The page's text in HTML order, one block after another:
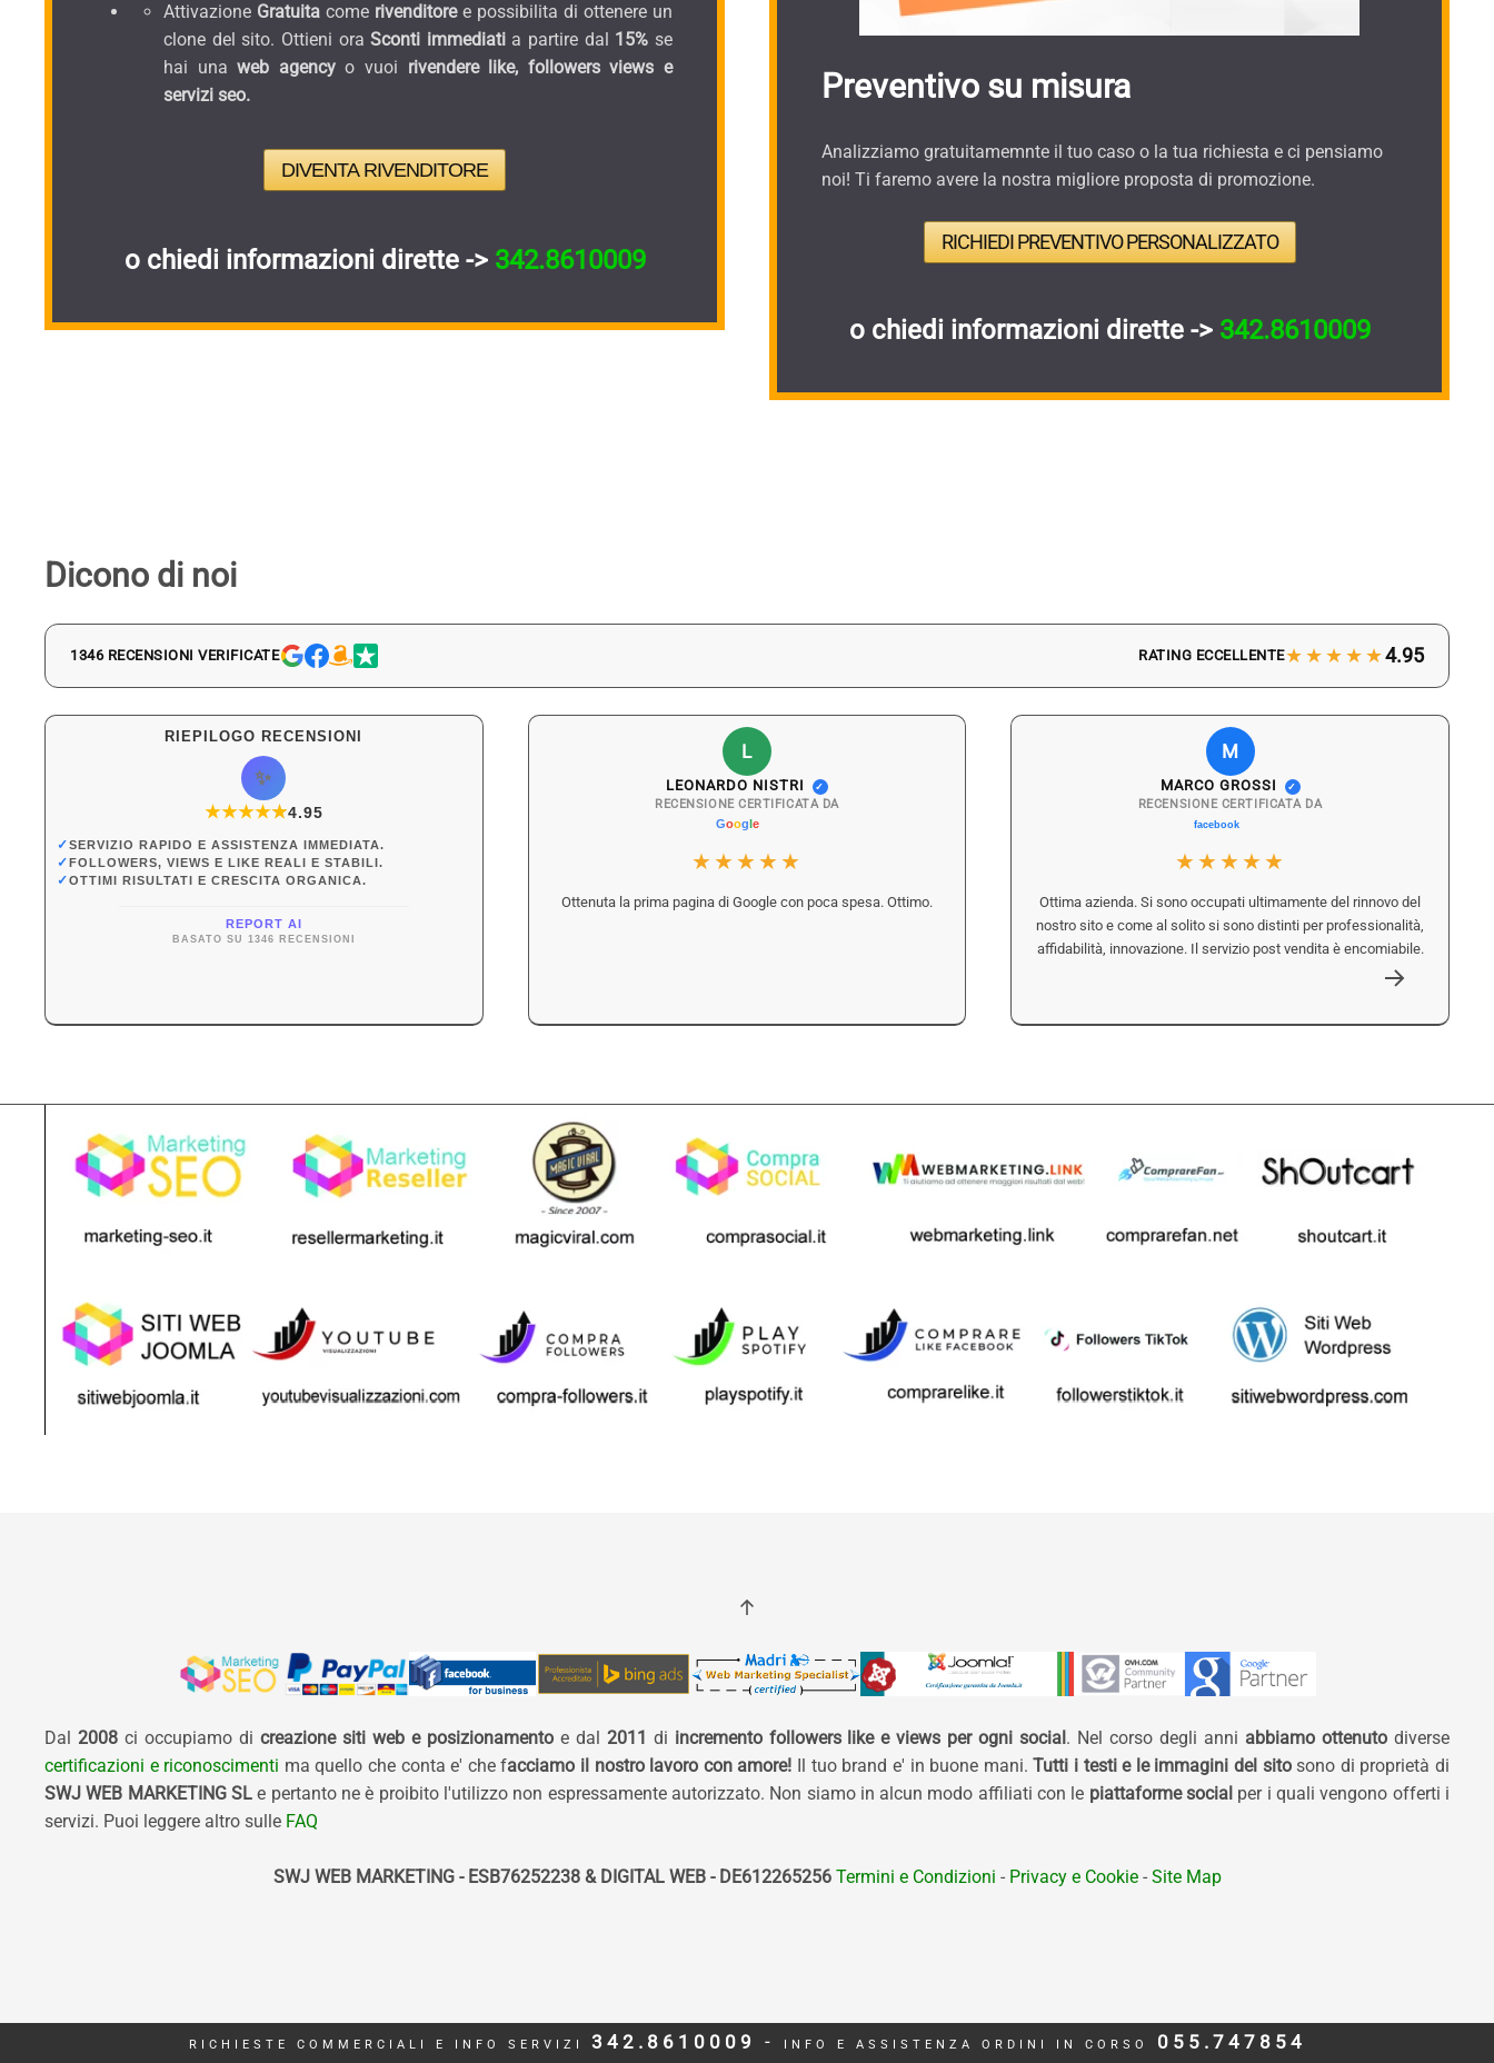
Attivazione Gratuita come rivenditoree possibilita di ottenere un
clone del sito. Ottieni oraSconti immediati a partire dal 15% se
hai una web agencyo vuoi rivendere like, followers views e
servizi seo.
DIVENTA RIVENDITORE
o chiedi informazioni dirette -> 342.8610009
Preventivo su misura
Analizziamo gratuitamemnte il tuo caso o la tua richiesta e ci pensiamo
noi! Ti faremo avere la nostra migliore proposta di promozione.
RICHIEDI PREVENTIVO PERSONALIZZATO
o chiedi informazioni dirette -> 342.8610009
Dicono di noi
1346 RECENSIONI VERIFICATE RATING ECCELLENTE★★★★★4.95
RIEPILOGO RECENSIONI
✨
★★★★★
★4.95
✓SERVIZIO RAPIDO E ASSISTENZA IMMEDIATA.
✓FOLLOWERS, VIEWS E LIKE REALI E STABILI.
✓OTTIMI RISULTATI E CRESCITA ORGANICA.
REPORT AI
BASATO SU 1346 RECENSIONI
L
LEONARDO NISTRI ✓
RECENSIONE CERTIFICATA DA
★★★★★
Ottenuta la prima pagina di Google con poca spesa. Ottimo.
M
MARCO GROSSI ✓
RECENSIONE CERTIFICATA DA
★★★★★
Ottima azienda. Si sono occupati ultimamente del rinnovo del
nostro sito e come al solito si sono distinti per professionalità,
affidabilità, innovazione. Il servizio post vendita è encomiabile.
Dal 2008ci occupiamo di creazione siti web e posizionamentoe dal 2011 di incremento followers like e views per ogni social. Nel corso degli anni abbiamo ottenuto diverse
certificazioni e riconoscimenti ma quello che conta e' che facciamo il nostro lavoro con amore! Il tuo brand e' in buone mani.Tutti i testi e le immagini del sitosono di proprietà di
SWJ WEB MARKETING SLe pertanto ne è proibito l'utilizzo non espressamente autorizzato. Non siamo in alcun modo affiliati con le piattaforme social per i quali vengono offerti i
servizi. Puoi leggere altro sulle FAQ
SWJ WEB MARKETING - ESB76252238 & DIGITAL WEB - DE612265256Termini e Condizioni - Privacy e Cookie- Site Map
RICHIESTE COMMERCIALI E INFO SERVIZI 342.8610009 - INFO E ASSISTENZA ORDINI IN CORSO 055.747854